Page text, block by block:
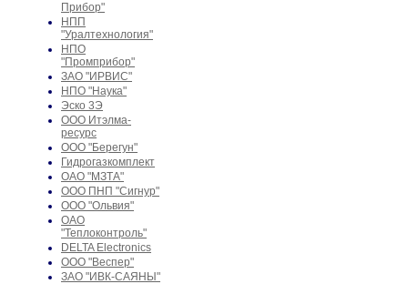
Прибор"
НПП
"Уралтехнология"
НПО
"Промприбор"
ЗАО "ИРВИС"
НПО "Наука"
Эско 3Э
ООО Итэлма-
ресурс
ООО "Берегун"
Гидрогазкомплект
ОАО "МЗТА"
ООО ПНП "Сигнур"
ООО "Ольвия"
ОАО
"Теплоконтроль"
DELTA Electronics
ООО "Веспер"
ЗАО "ИВК-САЯНЫ"